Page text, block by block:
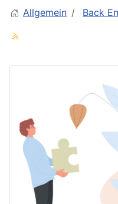
Allgemein Back